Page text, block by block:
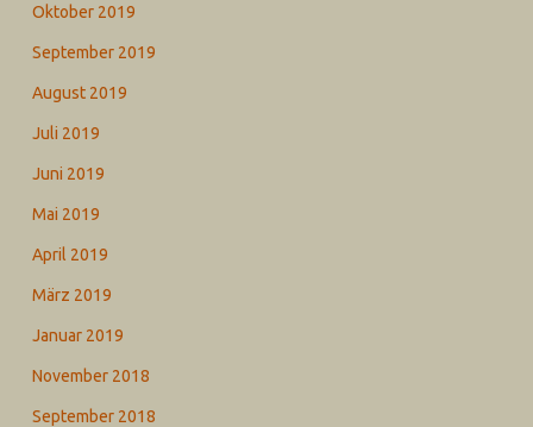
Oktober 2019
September 2019
August 2019
Juli 2019
Juni 2019
Mai 2019
April 2019
März 2019
Januar 2019
November 2018
September 2018